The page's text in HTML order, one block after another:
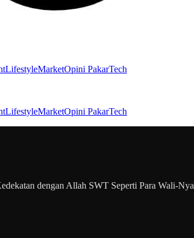
LifestyleMarketOpini PakarTech
LifestyleMarketOpini PakarTech
dengan Allah SWT Seperti Para Wali-Nya